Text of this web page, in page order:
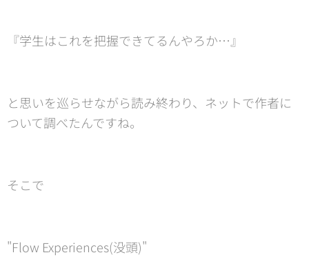
『学生はこれを把握できてるんやろか…』
と思いを巡らせながら読み終わり、ネットで作者に
ついて調べたんですね。
そこで
"Flow Experiences(没頭)"